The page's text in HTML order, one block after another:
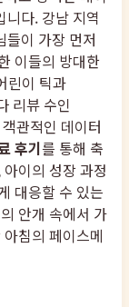
니다. 강남 지역
들이 가장 먼저
이들의 방대한
린이 틱과
리뷰 수인
관적인 데이터
후기를 통해 축
이의 성장 과정
대응할 수 있는
안개 속에서 가
침의 페이스메